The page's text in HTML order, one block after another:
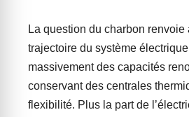
La question du charbon renvoie
trajectoire du système
massivement des capacités
conservant des centrales
flexibilité. Plus la part de